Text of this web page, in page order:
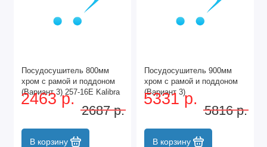
Посудосушитель 800мм
хром с рамой и поддоном
(Вариант 3) 257-16E Kalibra
2463 р.
2687 р.
В корзину
Посудосушитель 900мм
хром с рамой и поддоном
(Вариант 3)
WE06.1128.01.001
5331 р.
5816 р.
В корзину